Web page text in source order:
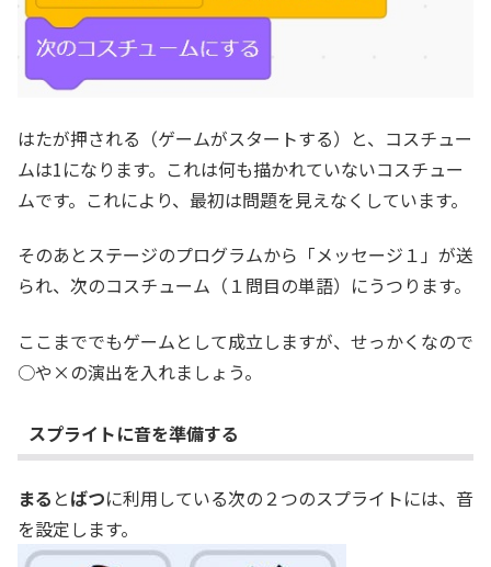
はたが押される（ゲームがスタートする）と、コスチュー
ムは1になります。これは何も描かれていないコスチュー
ムです。これにより、最初は問題を見えなくしています。
そのあとステージのプログラムから「メッセージ１」が送
られ、次のコスチューム（１問目の単語）にうつります。
ここまででもゲームとして成立しますが、せっかくなので
○や×の演出を入れましょう。
スプライトに音を準備する
まる とばつに利用している次の２つのスプライトには、音
を設定します。